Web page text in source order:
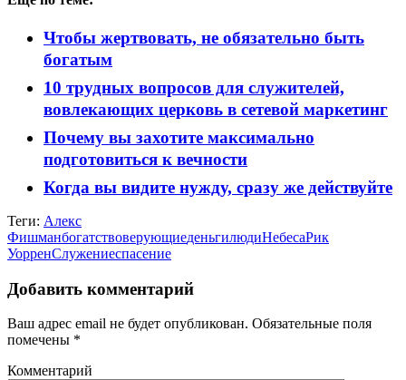
Чтобы жертвовать, не обязательно быть
богатым
10 трудных вопросов для служителей,
вовлекающих церковь в сетевой маркетинг
​Почему вы захотите максимально
подготовиться к вечности
Когда вы видите нужду, сразу же действуйте
Теги: Алекс
ФишманбогатствоверующиеденьгилюдиНебесаРик
УорренСлужениеспасение
Добавить комментарий
Ваш адрес email не будет опубликован. Обязательные поля
помечены *
Комментарий